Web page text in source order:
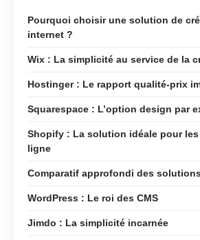
Pourquoi choisir une solution de
internet ?
Wix : La simplicité au service de la
Hostinger : Le rapport qualité-prix
Squarespace : L’option design par
Shopify : La solution idéale pour
ligne
Comparatif approfondi des
WordPress : Le roi des CMS
Jimdo : La simplicité incarnée